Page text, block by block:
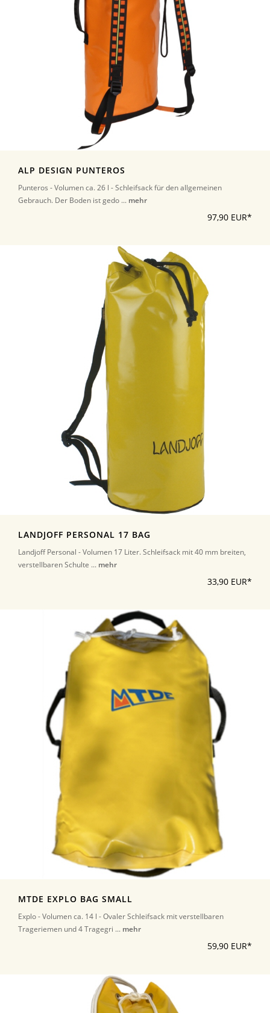
ALP DESIGN PUNTEROS
Punteros - Volumen ca. 26 l - Schleifsack für den allgemeinen
Gebrauch. Der Boden ist gedo ... mehr
97,90 EUR*
LANDJOFF PERSONAL 17 BAG
Landjoff Personal - Volumen 17 Liter. Schleifsack mit 40 mm breiten,
verstellbaren Schulte ... mehr
33,90 EUR*
MTDE EXPLO BAG SMALL
Explo - Volumen ca. 14 l - Ovaler Schleifsack mit verstellbaren
Trageriemen und 4 Tragegri ... mehr
59,90 EUR*